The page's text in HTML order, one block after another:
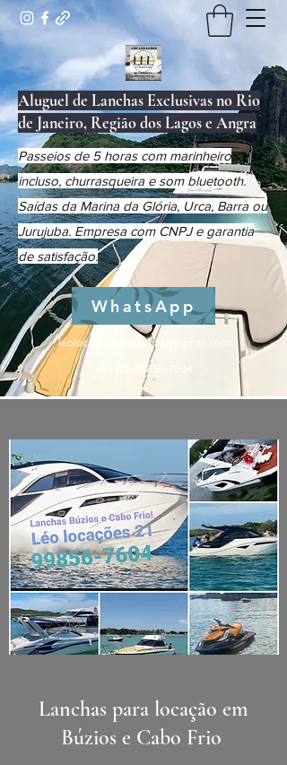
Aluguel de Lanchas Exclusivas no Rio
de Janeiro, Região dos Lagos e Angra
Passeios de 5 horas com marinheiro
incluso, churrasqueira e som bluetooth.
Saídas da Marina da Glória, Urca, Barra ou
Jurujuba. Empresa com CNPJ e garantia
de satisfação.
WhatsApp
leolocacoesdelanchasrj@gmail.com
+55 (21) 99856-7604
Lanchas para locação em
Búzios e Cabo Frio